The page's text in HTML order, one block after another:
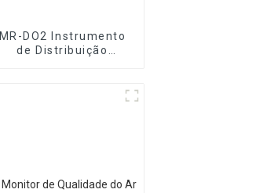
MR-DO2 Instrumento
de Distribuição